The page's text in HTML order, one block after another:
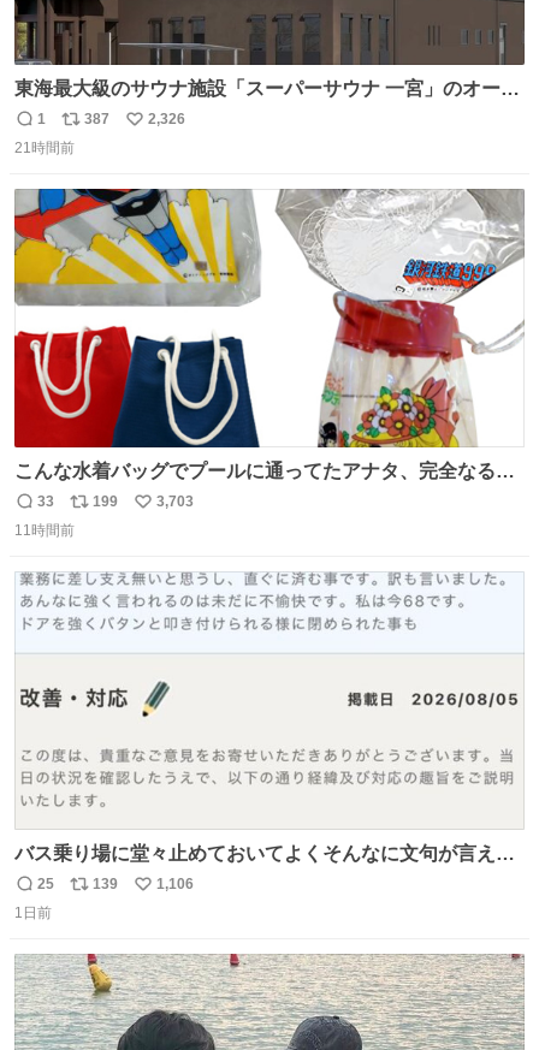
東海最大級のサウナ施設「スーパーサウナ 一宮」のオープ
ン日が2026年9月8日に決定‼️ 5種類の本格サウナや4種類の
⽔⾵呂、約50名が同時に休息できる休憩スペースなど、男
😍😍😍 ⬇️詳細ページ⬇️ supersento.com/chubu/aichi/ic…
返
信
1
リ
ポ
ト
数
387
い
数
2,326
21時間前
こんな水着バッグでプールに通ってたアナタ、完全なる同
世代（笑） #70年代 #80年代 #昭和レトロ
返
信
33
リ
ポ
ト
数
199
い
数
3,703
11時間前
バス乗り場に堂々止めておいてよくそんなに文句が言える
ね 運転士は日本人やったのなら韓国人は関係ないし、なん
なら68歳も関係ない…
返
信
25
リ
ト
数
139
い
数
1,106
1日前